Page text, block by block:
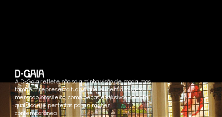
A D-Gaia reflete não só a minha visão de moda, mas
também representa tudo o que eu sentia falta no
mercado brasileiro, como peças exclusivas, de alta
qualidade e perfeitas para a mulher
contemporânea.